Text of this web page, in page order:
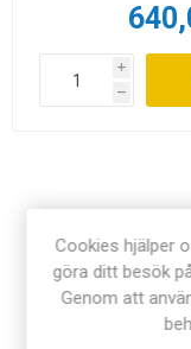
i
h
Cookies hjälper
göra ditt besök
Genom att